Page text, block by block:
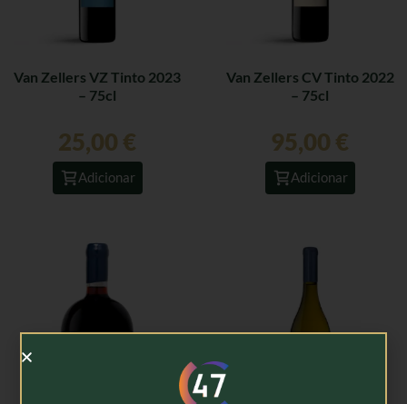
Van Zellers VZ Tinto 2023
– 75cl
25,00 €
Adicionar
Van Zellers CV Tinto 2022
– 75cl
95,00 €
Adicionar